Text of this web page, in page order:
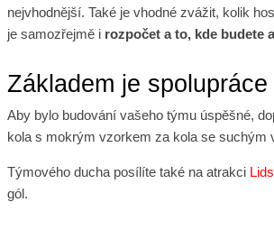
nejvhodnější. Také je vhodné zvážit, kolik
je samozřejmě i rozpočet a to, kde budete
Základem je spolupráce
Aby bylo budování vašeho týmu úspěšné,
kola s mokrým vzorkem za kola se suchým
Týmového ducha posílíte také na atrakci
gól.